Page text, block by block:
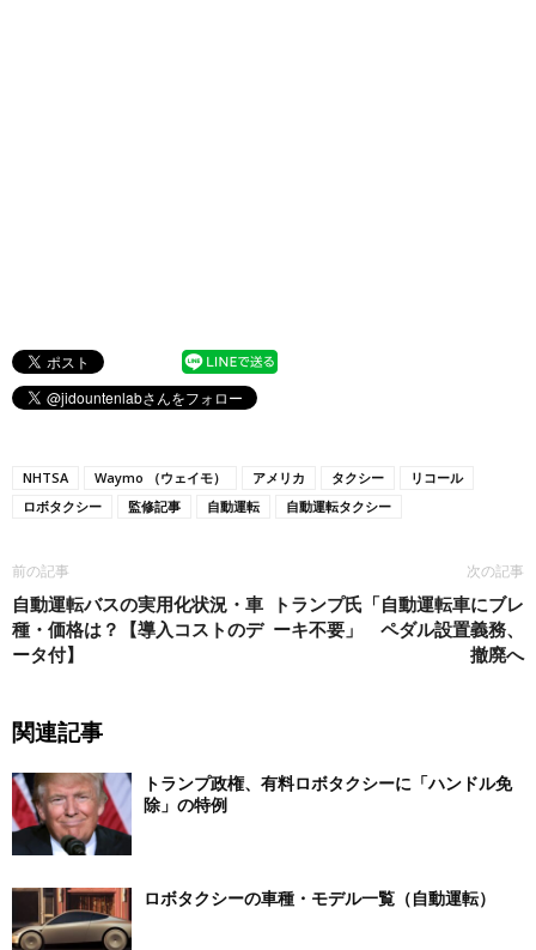
NHTSA Waymo （ウェイモ） アメリカ タクシー
リコール
ロボタクシー
監修記事 自動運転 自動運転タクシー
前の記事
自動運転バスの実用化状況・車
種・価格は？【導入コストのデ
ータ付】
次の記事
トランプ氏「自動運転車にブレ
ーキ不要」 ペダル設置義務、
撤廃へ
関連記事
トランプ政権、有料ロボタクシーに「ハンドル免
除」の特例
ロボタクシーの車種・モデル一覧（自動運転）